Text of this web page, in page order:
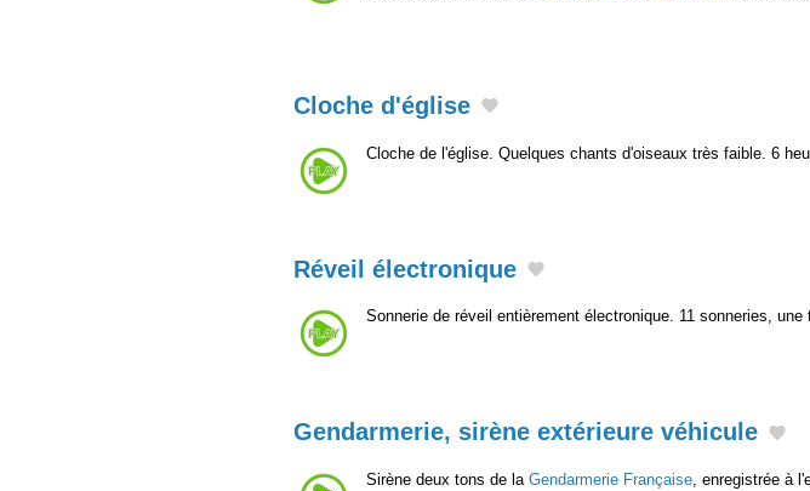
Cloche d'église
Cloche de l'église. Quelques chants d'oiseaux très faible. 6
Réveil électronique
Sonnerie de réveil entièrement électronique. 11 sonneries, une
Gendarmerie, sirène extérieure véhicule
Sirène deux tons de la Gendarmerie Française, enregistrée à